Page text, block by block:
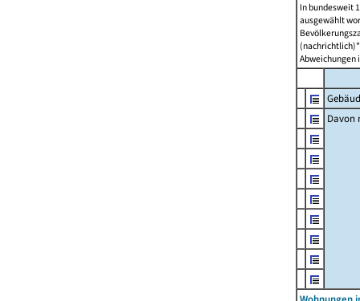
In bundesweit
ausgewählt
Abweichungen
Davon